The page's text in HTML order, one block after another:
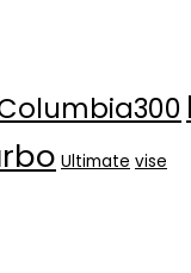
Ultimate vise